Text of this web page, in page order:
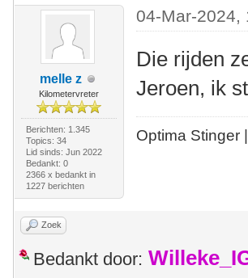
melle z
Kilometervreter
Berichten: 1.345
Topics: 34
Lid sinds: Jun 2022
Bedankt: 0
2366 x bedankt in
1227 berichten
04-Mar-2024,
Die rijden
Jeroen, ik
Optima Stinger |
Zoek
Bedankt door: